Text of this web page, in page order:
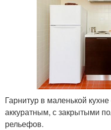
Гарнитур в маленькой
аккуратным, с закрытыми
рельефов.